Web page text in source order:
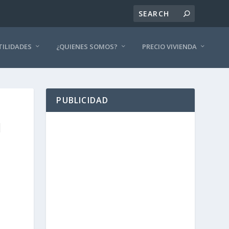
¿QUIENES SOMOS? PRECIO VIVIENDA
PUBLICIDAD